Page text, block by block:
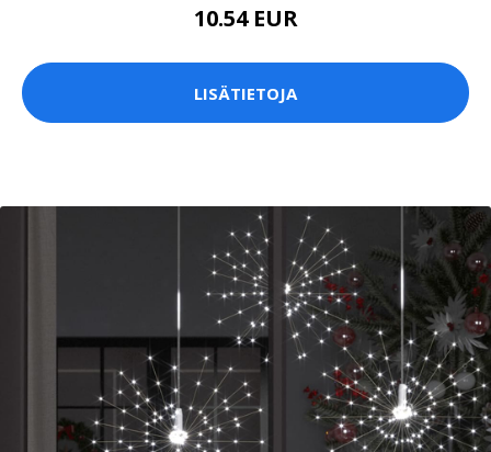
10.54 EUR
LISÄTIETOJA